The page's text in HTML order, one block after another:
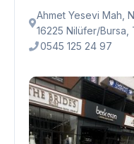
Ahmet Yesevi Mah,
16225 Ni̇lüfer/Bursa,
0545 125 24 97